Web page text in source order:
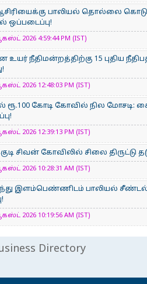
பாலியல் தொல்லை
ஒப்படைப்பு!
2026 4:59:44 PM (IST)
நீதிமன்றத்திற்கு 15 புதிய
2026 12:48:03 PM (IST)
ரூ.100 கோடி கோவில் நில
2026 12:39:13 PM (IST)
சிவன் கோவிலில் சிலை திருட்டு
2026 10:28:31 AM (IST)
இளம்பெண்ணிடம் பாலியல்
2026 10:19:56 AM (IST)
Directory